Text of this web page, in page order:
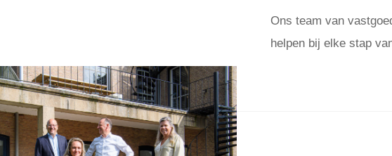
Ons team van
helpen bij elke stap